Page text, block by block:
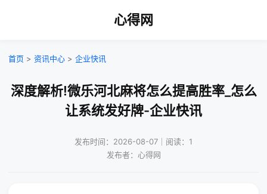
心得网
首页 > 资讯中心 > 企业快讯
深度解析!微乐河北麻将怎么提高胜率_怎么
让系统发好牌-企业快讯
发布时间：2026-08-07｜阅读：1
发布者：心得网